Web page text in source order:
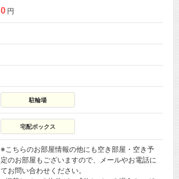
0 円
駐輪場
宅配ボックス
※こちらのお部屋情報の他にも空き部屋・空き予
定のお部屋もございますので、メールやお電話に
てお問い合わせください。